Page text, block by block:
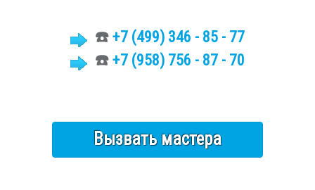
☎️ +7 (499) 346 - 85 - 77
☎️ +7 (958) 756 - 87 - 70
Вызвать мастера